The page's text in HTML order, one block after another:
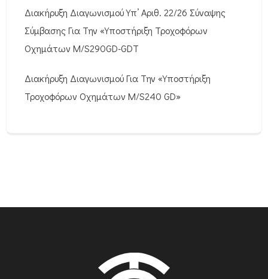
Διακήρυξη Διαγωνισμού Υπ’ Αριθ. 22/26 Σύναψης
Σύμβασης Για Την «Υποστήριξη Τροχοφόρων
Οχημάτων M/S290GD-GDT
Διακήρυξη Διαγωνισμού Για Την «Υποστήριξη
Τροχοφόρων Οχημάτων M/S240 GD»